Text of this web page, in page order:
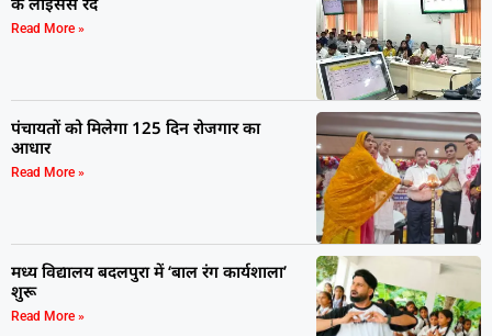
Read More »
पंचायतों को मिलेगा 125 दिन रोजगार का
आधार
Read More »
मध्य विद्यालय बदलपुरा में ‘बाल रंग कार्यशाला’
शुरू
Read More »